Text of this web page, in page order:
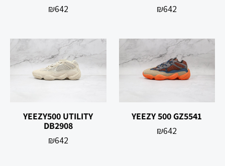
₪642
₪642
YEEZY 500 GZ5541
₪642
YEEZY500 UTILITY
DB2908
₪642